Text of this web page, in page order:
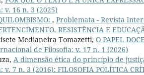
v. 16 n. 3 (2025)
, Problemata - Revista
RESISTÊNCIA E
Medianeira Tomazetti, O PAPEL
de Filosofia: v. 17 n. 1 (2026)
A dimensão ética do princípio de
7 n. 3 (2016): FILOSOFIA POLÍTICA